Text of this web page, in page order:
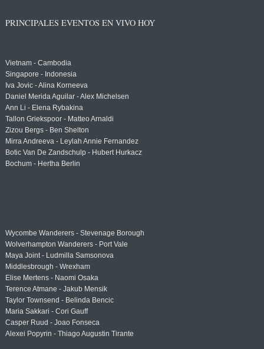
PRINCIPALES EVENTOS EN VIVO HOY
Vietnam - Cambodia
Singapore - Indonesia
Iva Jovic - Alina Korneeva
Daniel Merida Aguilar - Alex Michelsen
Ann Li - Elena Rybakina
Tallon Griekspoor - Matteo Arnaldi
Zizou Bergs - Ben Shelton
Mirra Andreeva - Leylah Annie Fernandez
Botic Van De Zandschulp - Hubert Hurkacz
Bochum - Hertha Berlin
Wycombe Wanderers - Stevenage Borough
Wolverhampton Wanderers - Port Vale
Maya Joint - Ludmilla Samsonova
Middlesbrough - Wrexham
Elise Mertens - Naomi Osaka
Terence Atmane - Jakub Mensik
Taylor Townsend - Belinda Bencic
Maria Sakkari - Cori Gauff
Casper Ruud - Joao Fonseca
Alexei Popyrin - Thiago Augustin Tirante